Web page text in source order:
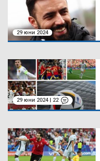
29 юни 2024
29 юни 2024 | 22